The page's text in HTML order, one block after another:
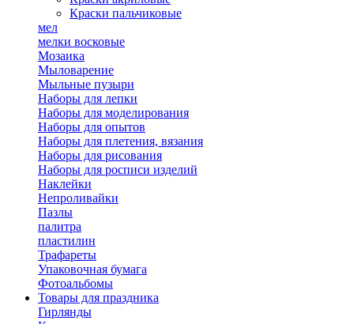
Краски пальчиковые
мел
мелки восковые
Мозаика
Мыловарение
Мыльные пузыри
Наборы для лепки
Наборы для моделирования
Наборы для опытов
Наборы для плетения, вязания
Наборы для рисования
Наборы для росписи изделий
Наклейки
Непроливайки
Пазлы
палитра
пластилин
Трафареты
Упаковочная бумага
Фотоальбомы
Товары для праздника
Гирлянды